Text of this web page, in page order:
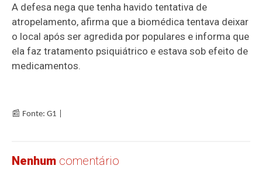
A defesa nega que tenha havido tentativa de
atropelamento, afirma que a biomédica tentava deixar
o local após ser agredida por populares e informa que
ela faz tratamento psiquiátrico e estava sob efeito de
medicamentos.
📰 Fonte: G1 |
Nenhum comentário